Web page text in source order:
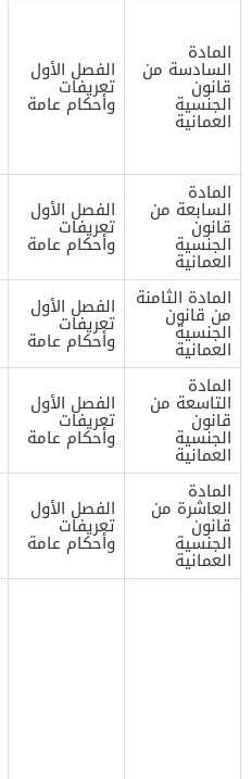
المادة
السادسة من
قانون
الجنسية
العمانية
الفصل الأول
تعريفات
وأحكام عامة
المادة
السابعة من
قانون
الجنسية
العمانية
الفصل الأول
تعريفات
وأحكام عامة
المادة الثامنة
من قانون
الجنسية
العمانية
الفصل الأول
تعريفات
وأحكام عامة
المادة
التاسعة من
قانون
الجنسية
العمانية
الفصل الأول
تعريفات
وأحكام عامة
المادة
العاشرة من
قانون
الجنسية
العمانية
الفصل الأول
تعريفات
وأحكام عامة